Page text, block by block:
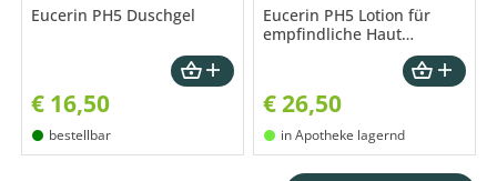
Eucerin PH5 Duschgel
€ 16,50
bestellbar
Eucerin PH5 Lotion für
empfindliche Haut
€26,50
in Apotheke lagernd